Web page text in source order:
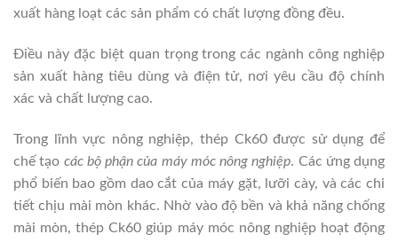
xuất hàng loạt các sản phẩm có chất lượng đồng đều.
Điều này đặc biệt quan trọng trong các ngành công nghiệp
sản xuất hàng tiêu dùng và điện tử, nơi yêu cầu độ chính
xác và chất lượng cao.
Trong lĩnh vực nông nghiệp, thép Ck60 được sử dụng để
chế tạo các bộ phận của máy móc nông nghiệp. Các ứng dụng
phổ biến bao gồm dao cắt của máy gặt, lưỡi cày, và các chi
tiết chịu mài mòn khác. Nhờ vào độ bền và khả năng chống
mài mòn, thép Ck60 giúp máy móc nông nghiệp hoạt động